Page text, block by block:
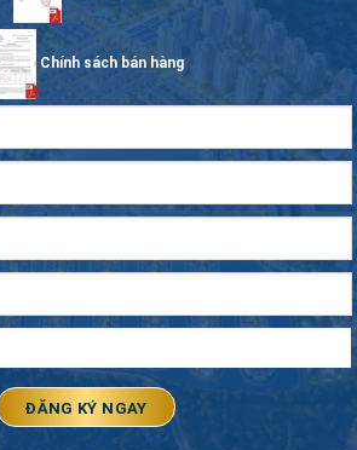
Chính sách bán hàng